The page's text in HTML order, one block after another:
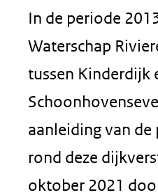
In de periode
Waterschap
tussen Kinderdijk
aanleiding van
rond deze
oktober 2021